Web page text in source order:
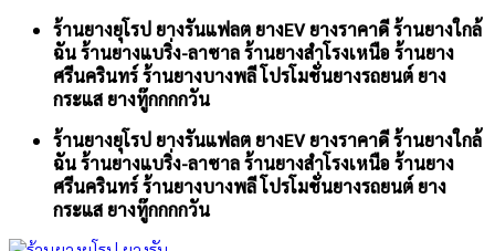
Skip
content
ร้านยางยุโรป ยางรันแฟลต ยางEV ยางราคาดี ร้านยางใกล้
ฉัน ร้านยางแบริ่ง-ลาซาล ร้านยางสำโรงเหนือ ร้านยาง
ศรีนครินทร์ ร้านยางบางพลี โปรโมชั่นยางรถยนต์ ยาง
กระแส ยางทู๊กกกกวัน
ร้านยางยุโรป ยางรันแฟลต ยางEV ยางราคาดี ร้านยางใกล้
ฉัน ร้านยางแบริ่ง-ลาซาล ร้านยางสำโรงเหนือ ร้านยาง
ศรีนครินทร์ ร้านยางบางพลี โปรโมชั่นยางรถยนต์ ยาง
กระแส ยางทู๊กกกกวัน